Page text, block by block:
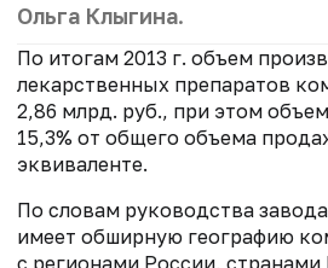
Ольга Клыгина.
По итогам 2013 г. объем
лекарственных препаратов
2,86 млрд. руб., при этом
15,3% от общего объема
эквиваленте.
По словам руководства
имеет обширную географию
с регионами России,